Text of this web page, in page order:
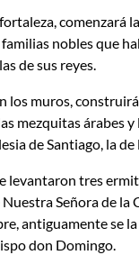
comenzará
familias nobles que
de sus reyes.
los muros,
mezquitas árabes
de Santiago, la
levantaron tres
Señora de la
antiguamente se
don Domingo.